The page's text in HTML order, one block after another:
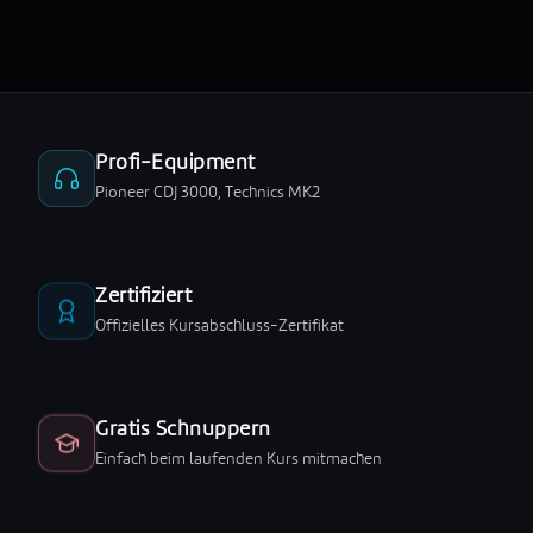
Profi-Equipment
Pioneer CDJ 3000, Technics MK2
Zertifiziert
Offizielles Kursabschluss-Zertifikat
Gratis Schnuppern
Einfach beim laufenden Kurs mitmachen